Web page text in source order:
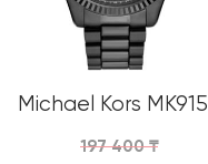
Michael Kors
197 400₸